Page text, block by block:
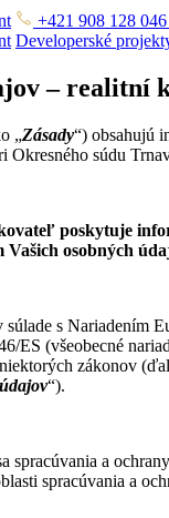
+421 908 128 046
Developerské
– realitní
„Zásady“) obsahujú
Okresného súdu
poskytuje
Vašich osobných
súlade s
ES (všeobecné
zákonov
“).
spracúvania a
spracúvania a